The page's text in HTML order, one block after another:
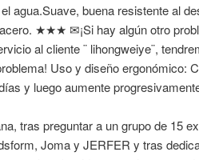
agua.Suave, buena resistente al
★★★ ✉¡Si hay algún otro
al cliente ¨ lihongweiye¨,
Uso y diseño ergonómico:
y luego aumente
tras preguntar a un grupo de 15
Joma y JERFER y tras